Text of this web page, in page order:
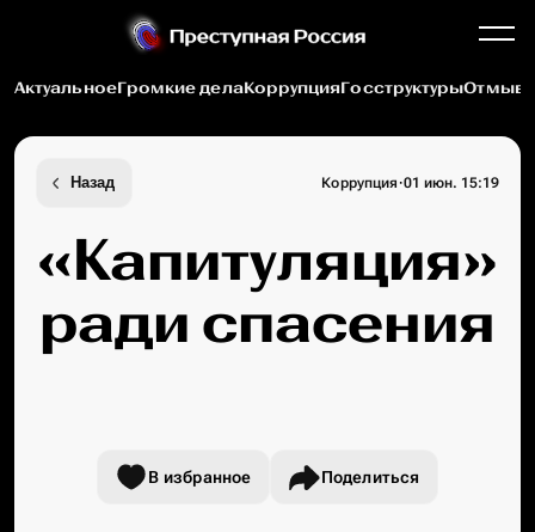
АктуальноеГромкие делаКоррупцияГосструктуры
Назад Коррупция·01 июн. 15:19
«Капитуляция»
ради спасения
В избранное Поделиться